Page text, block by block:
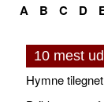
A B C D
10 mest